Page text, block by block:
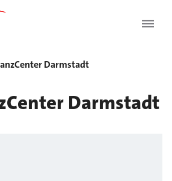
Darmstadt
Darmstadt